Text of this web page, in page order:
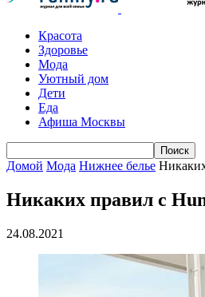
Красота
Здоровье
Мода
Уютный дом
Дети
Еда
Афиша Москвы
Домой Мода Нижнее белье
Никаких правил с
24.08.2021